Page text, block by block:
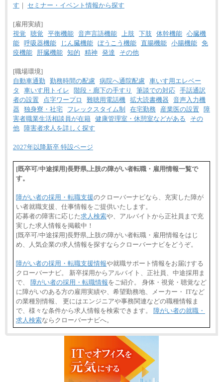
す ｜ セミナー・イベント情報から探す
[雇用実績]
視覚
聴覚 平衡機能 音声言語機能 上肢 下肢 体幹機能 心臓機
能 呼吸器機能 じん臓機能 ぼうこう機能 直腸機能 小腸機能 免
疫機能
肝臓機能 知的 精神 発達 その他
[職場環境]
自動車通勤
勤務時間の配慮 病院へ通院配慮 車いす用エレベー
タ
車いす用トイレ 階段・廊下の手すり 筆談での対応 手話通訳
者の設置
点字ワープロ 難聴用電話機 拡大読書機器
音声入力機
器
独身寮・社宅 フレックスタイム制 在宅勤務 産業医の設置
障
害者職業生活相談員が在籍 健康管理室・休憩室などがある
その
他
障害者求人を詳しく探す
2027年以降新卒 特設ページ
[既卒可/中途採用]長野県,上肢の障がい者転職・雇用情報一覧で
す。
障がい者の採用・転職支援のクローバーナビなら、充実した障が
い者就職支援、仕事情報をご提供いたします。
応募者の障害に応じた求人検索や、アルバイトから正社員まで充
実した求人情報を掲載中！
[既卒可/中途採用]長野県,上肢の障がい者転職・雇用情報をはじ
め、人気企業の求人情報を探すならクローバーナビをどうぞ。
障がい者の採用・転職支援情報や就職サポート情報をお届けする
クローバーナビ。 新卒採用からアルバイト、正社員、中途採用ま
で、 障がい者の採用・転職情報をご紹介。 身体・視覚・聴覚など
に障がいのある方の雇用実績や、希望勤務地、メーカー・ ITなど
の業種別情報、 更にはエンジニアや事務関連などの職種情報ま
で、様々な条件から求人情報を検索できます。 障がい者の就職・
求人検索ならクローバーナビへ。